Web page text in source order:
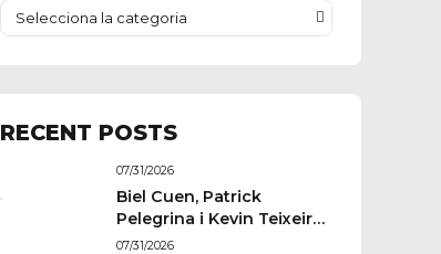
Selecciona la categoria
RECENT POSTS
07/31/2026
Biel Cuen, Patrick
Pelegrina i Kevin Teixeira
estan llestos per a París
07/31/2026